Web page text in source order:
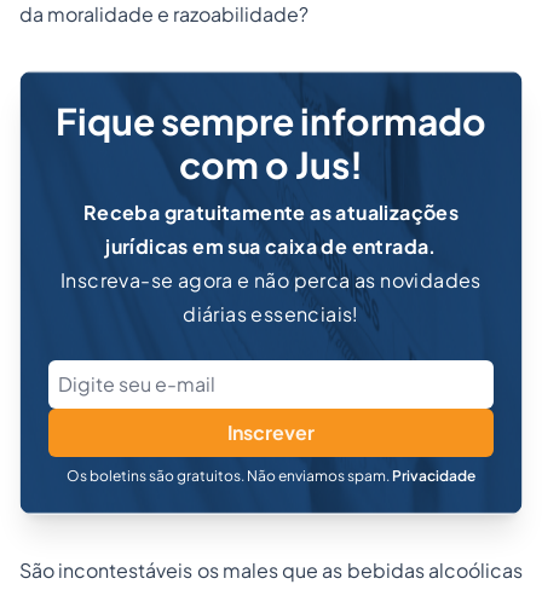
da moralidade e razoabilidade?
Fique sempre informado
com o Jus!
Receba gratuitamente as atualizações
jurídicas em sua caixa de entrada.
Inscreva-se agora e não perca as novidades
diárias essenciais!
Inscrever
Os boletins são gratuitos. Não enviamos spam. Privacidade
São incontestáveis os males que as bebidas alcoólicas